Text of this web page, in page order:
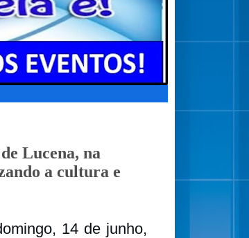
Lucena, na
a cultura e
14 de junho,